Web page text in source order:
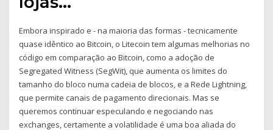
Embora inspirado e - na maioria das formas - tecnicamente
quase idêntico ao Bitcoin, o Litecoin tem algumas melhorias no
código em comparação ao Bitcoin, como a adoção de
Segregated Witness (SegWit), que aumenta os limites do
tamanho do bloco numa cadeia de blocos, e a Rede Lightning,
que permite canais de pagamento direcionais. Mas se
queremos continuar especulando e negociando nas
exchanges, certamente a volatilidade é uma boa aliada do